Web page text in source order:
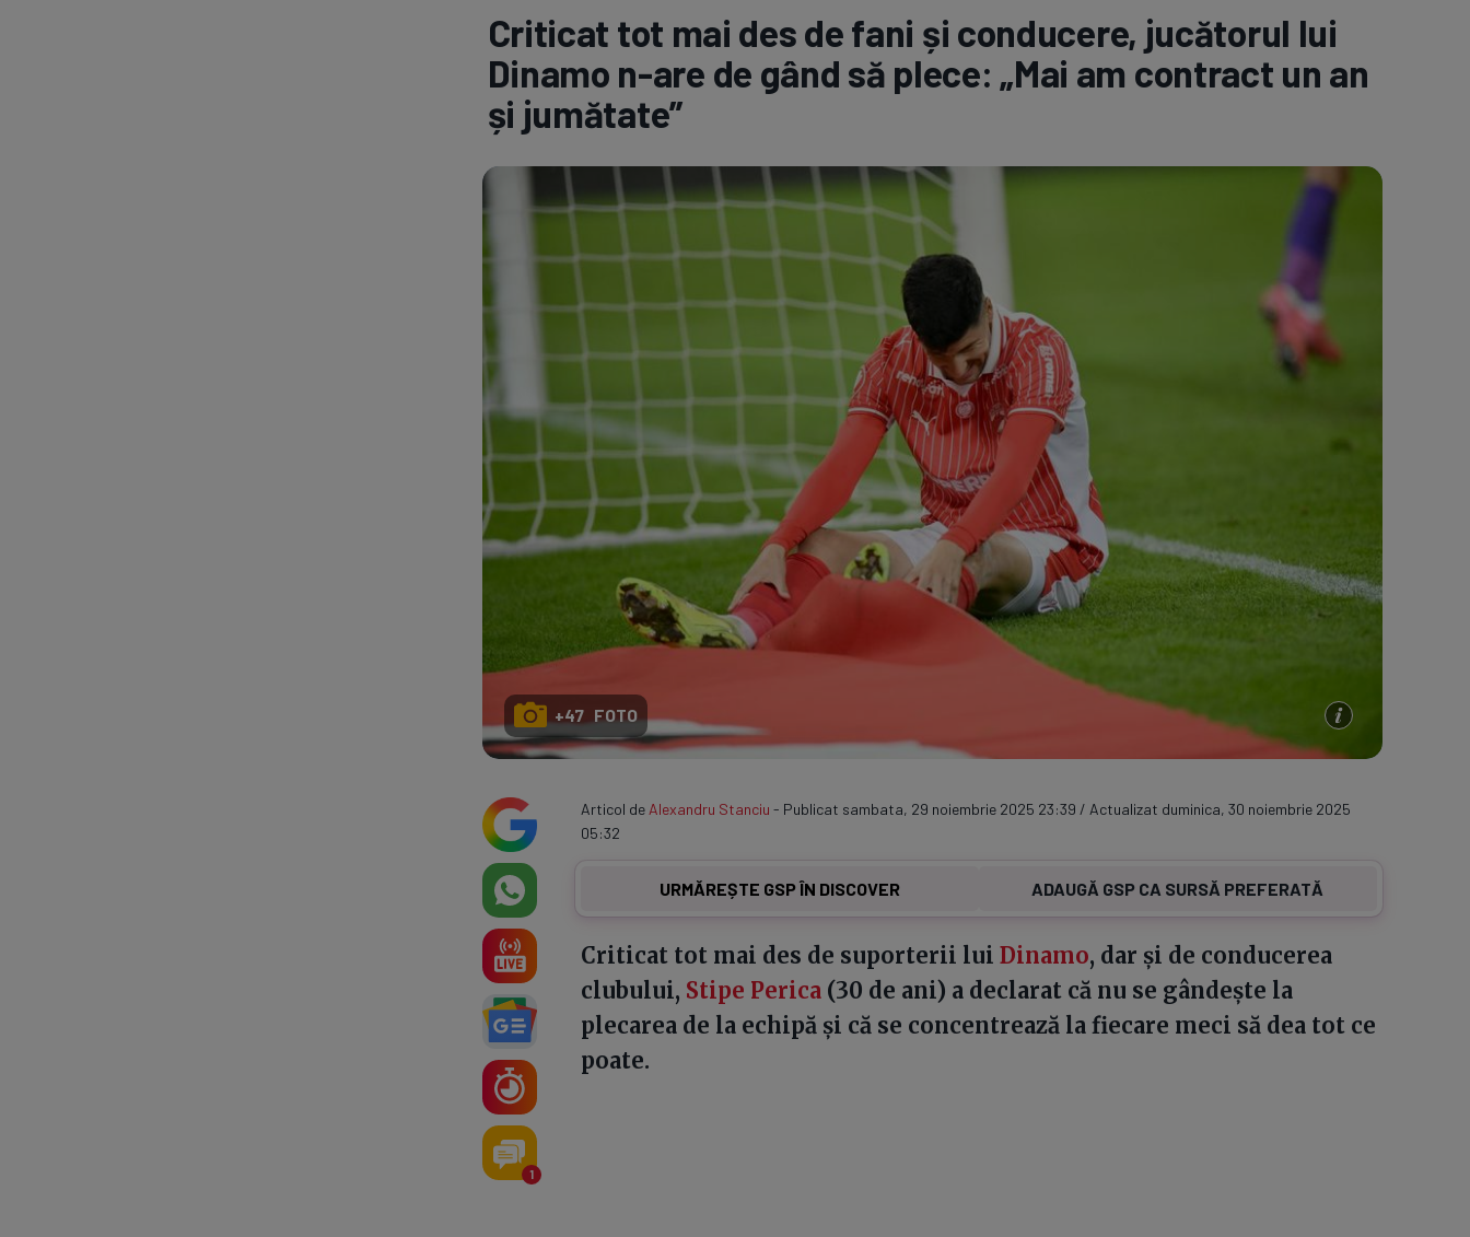
Serie A
Program TV
Criticat tot mai des de fani și conducere, jucătorul lui
Dinamo n-are de gând să plece: „Mai am contract un an
și jumătate”
+47 FOTO
1
Articol de Alexandru Stanciu - Publicat sambata, 29 noiembrie 2025 23:39 / Actualizat duminica, 30 noiembrie 2025
05:32
URMĂREȘTE GSP ÎN DISCOVER ADAUGĂ GSP CA SURSĂ PREFERATĂ
Criticat tot mai des de suporterii lui Dinamo, dar și de conducerea
clubului, Stipe Perica(30 de ani) a declarat că nu se gândește la
plecarea de la echipă și că se concentrează la fiecare meci să dea tot ce
poate.